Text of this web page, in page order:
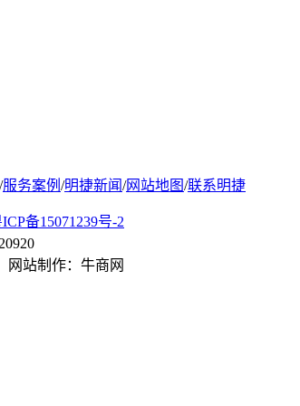
/服务案例 /明捷新闻/网站地图/联系明捷
ICP备15071239号-2
网站制作：牛商网